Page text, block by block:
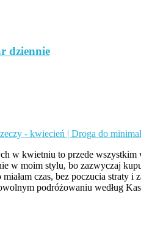
dziennie
- kwiecień | Droga do
w kwietniu to przede wszystkim
w moim stylu, bo zazwyczaj
miałam czas, bez poczucia straty
podróżowaniu według